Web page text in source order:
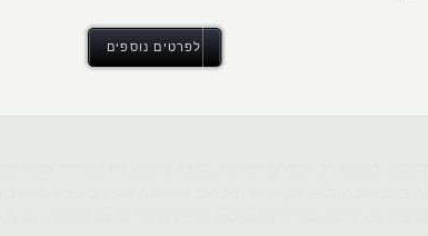
לפרטים נוספים